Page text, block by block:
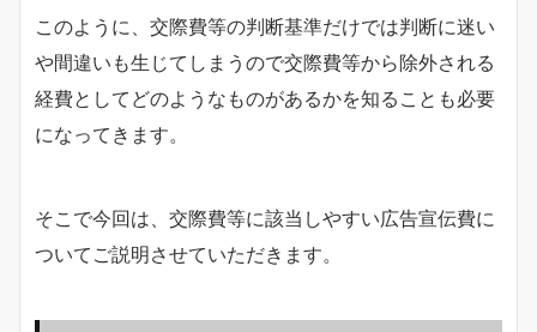
このように、交際費等の判断基準だけでは判断に迷い
や間違いも生じてしまうので交際費等から除外される
経費としてどのようなものがあるかを知ることも必要
になってきます。
そこで今回は、交際費等に該当しやすい広告宣伝費に
ついてご説明させていただきます。